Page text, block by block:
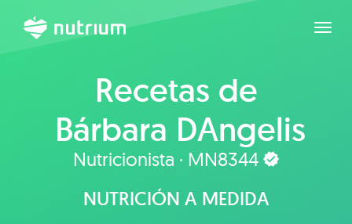
Recetas de
Bárbara DAngelis
Nutricionista · MN8344
NUTRICIÓN A MEDIDA